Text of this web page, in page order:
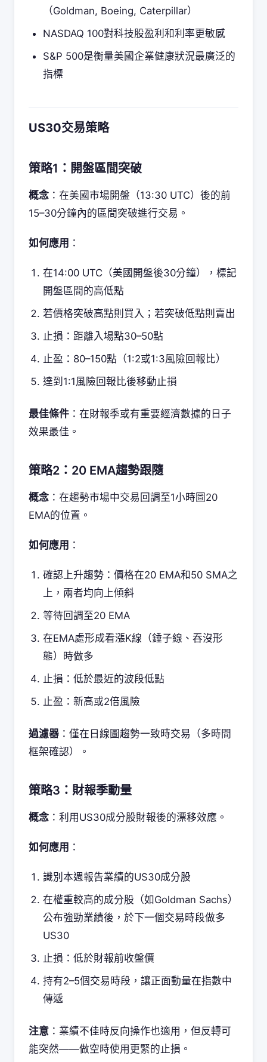
（Goldman, Boeing, Caterpillar）
NASDAQ 100對科技股盈利和利率更敏感
S&P 500是衡量美國企業健康狀況最廣泛的
指標
US30交易策略
策略1：開盤區間突破
概念 ：在美國市場開盤（13:30 UTC）後的前
15–30分鐘內的區間突破進行交易。
如何應用 ：
在14:00 UTC（美國開盤後30分鐘），標記
開盤區間的高低點
若價格突破高點則買入；若突破低點則賣出
止損：距離入場點30–50點
止盈：80–150點（1:2或1:3風險回報比）
達到1:1風險回報比後移動止損
最佳條件 ：在財報季或有重要經濟數據的日子
效果最佳。
策略2：20 EMA趨勢跟隨
概念 ：在趨勢市場中交易回調至1小時圖20
EMA的位置。
如何應用 ：
確認上升趨勢：價格在20 EMA和50 SMA之
上，兩者均向上傾斜
等待回調至20 EMA
在EMA處形成看漲K線（錘子線、吞沒形
態）時做多
止損：低於最近的波段低點
止盈：新高或2倍風險
過濾器 ：僅在日線圖趨勢一致時交易（多時間
框架確認）。
策略3：財報季動量
概念 ：利用US30成分股財報後的漂移效應。
如何應用 ：
識別本週報告業績的US30成分股
在權重較高的成分股（如Goldman Sachs）
公布強勁業績後，於下一個交易時段做多
US30
止損：低於財報前收盤價
持有2–5個交易時段，讓正面動量在指數中
傳遞
注意 ：業績不佳時反向操作也適用，但反轉可
能突然——做空時使用更緊的止損。